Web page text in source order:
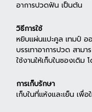
อาการปวดฟัน เป็นต้น
วิธีการใช้
หยิบแผ่นแปะคูล เทมป์
บรรเทาอาการปวด สา
ใช้งานให้เก็บในซองเดิ
การเก็บรักษา
เก็บในที่แห้งและเย็น เพื่